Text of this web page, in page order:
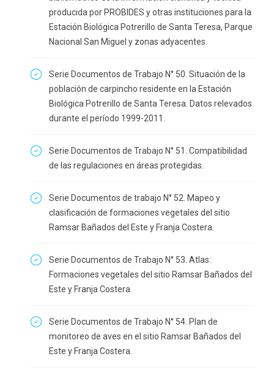
producida por PROBIDES y otras instituciones para la
Estación Biológica Potrerillo de Santa Teresa, Parque
Nacional San Miguel y zonas adyacentes.
Serie Documentos de Trabajo N° 50. Situación de la
población de carpincho residente en la Estación
Biológica Potrerillo de Santa Teresa. Datos relevados
durante el período 1999-2011.
Serie Documentos de Trabajo N° 51. Compatibilidad
de las regulaciones en áreas protegidas.
Serie Documentos de trabajo N° 52. Mapeo y
clasificación de formaciones vegetales del sitio
Ramsar Bañados del Este y Franja Costera.
Serie Documentos de Trabajo N° 53. Atlas:
Formaciones vegetales del sitio Ramsar Bañados del
Este y Franja Costera.
Serie Documentos de Trabajo N° 54. Plan de
monitoreo de aves en el sitio Ramsar Bañados del
Este y Franja Costera.